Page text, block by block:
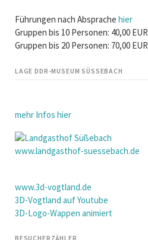
Führungen nach Absprache hier
Gruppen bis 10 Personen: 40,00 EUR
Gruppen bis 20 Personen: 70,00 EUR
LAGE DDR-MUSEUM SÜSSEBACH
mehr Infos hier
www.landgasthof-suessebach.de
www.3d-vogtland.de
3D-Vogtland auf Youtube
3D-Logo-Wappen animiert
BESUCHERZÄHLER